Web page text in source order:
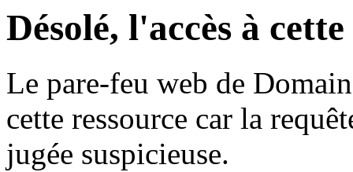
Désolé, l'accès à
Le pare-feu web de
cette ressource car la
jugée suspicieuse.